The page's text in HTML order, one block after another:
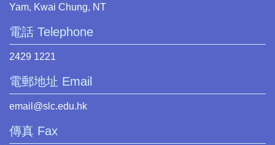
Yam, Kwai Chung, NT
電話 Telephone
2429 1221
電郵地址 Email
email@slc.edu.hk
傳真 Fax